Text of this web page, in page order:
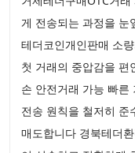
게 전송되는 과정을 눈
테더코인개인판매 소
첫 거래의 중압감을 편
손 안전거래 가능 빠른
전송 원칙을 철저히 준
매도합니다 경북테더